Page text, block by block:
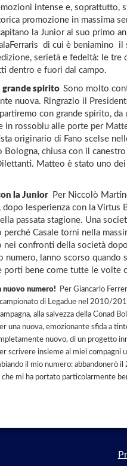
intense e, soprattutto,
promozione in massima
la Junior al suo primo
 di cui è beniamino
serietà e fedeltà: le
dentro e fuori dal campo.
spirito  Sono molto
nuova. Ringrazio il
con grande spirito, da
in rossoblu alle porte per
originario di Fano scelse
Bologna, chiusa con il
Matteo è stato uno
la Junior  Per Niccolò
dopo lesperienza con la
passata stagione. Una
Casale torni nella
confronti della società
lanno scorso quando
porti bene come tutte le volte
numero! 
Per Giancarlo
di Legadue nel 2010/
alla salvezza della Conad
una nuova, emozionante sfida a
nuovo, di un progetto
scrivere insieme ai miei compagni
il mio numero: abbandonerò
mi ha portato particolarmente